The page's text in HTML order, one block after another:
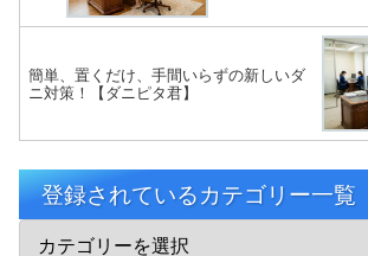
簡単、置くだけ、手間いらずの新しいダ
ニ対策！【ダニピタ君】
登録されているカテゴリー一覧